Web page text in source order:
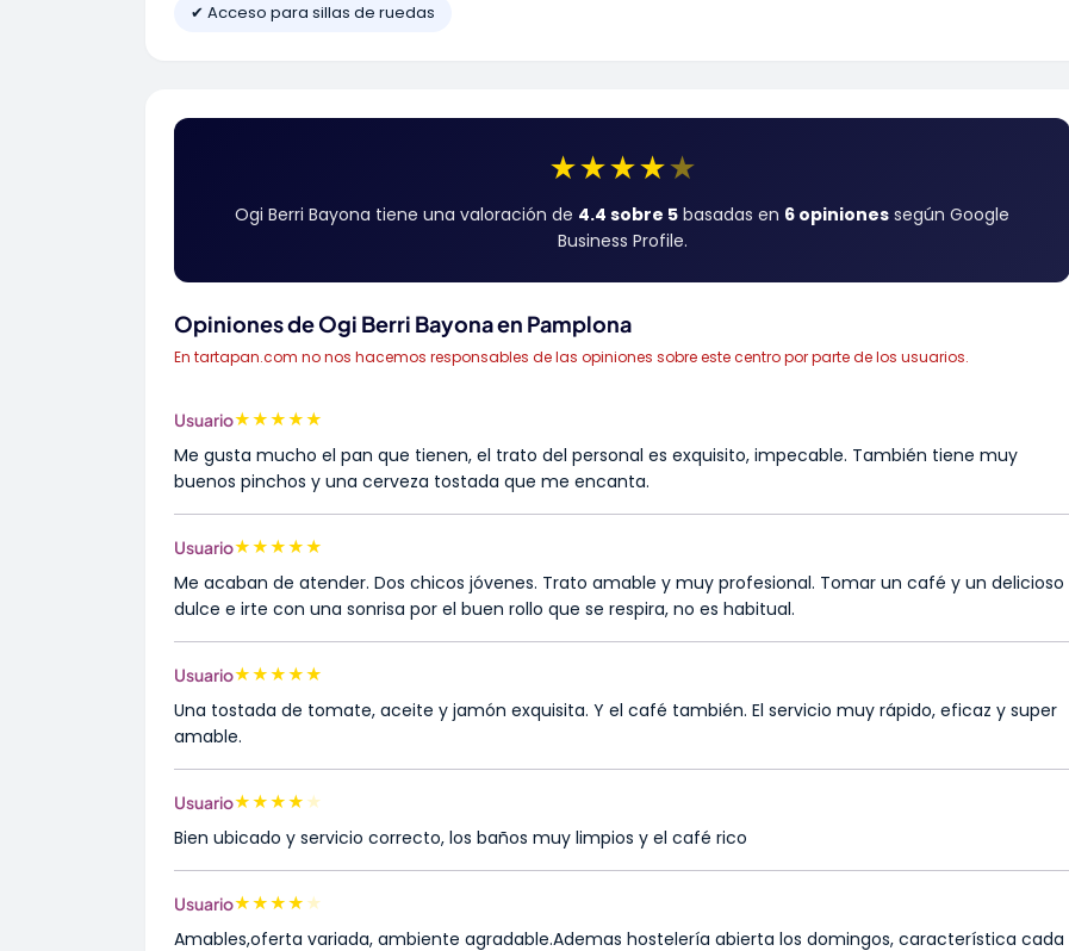
✔ Acceso para sillas de ruedas
★★★★★
Ogi Berri Bayona tiene una valoración de 4.4 sobre 5 basadas en 6 opiniones según Google
Business Profile.
Opiniones de Ogi Berri Bayona en Pamplona
En tartapan.com no nos hacemos responsables de las opiniones sobre este centro por parte de los usuarios.
Usuario★★★★★
Me gusta mucho el pan que tienen, el trato del personal es exquisito, impecable. También tiene muy
buenos pinchos y una cerveza tostada que me encanta.
Usuario★★★★★
Me acaban de atender. Dos chicos jóvenes. Trato amable y muy profesional. Tomar un café y un delicioso
dulce e irte con una sonrisa por el buen rollo que se respira, no es habitual.
Usuario★★★★★
Una tostada de tomate, aceite y jamón exquisita. Y el café también. El servicio muy rápido, eficaz y super
amable.
Usuario★★★★ ★
Bien ubicado y servicio correcto, los baños muy limpios y el café rico
Usuario★★★★ ★
Amables,oferta variada, ambiente agradable.Ademas hostelería abierta los domingos, característica cada